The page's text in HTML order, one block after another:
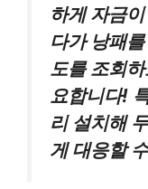
하게 자금
다가 낭패
도를 조회
요합니다!
리 설치해
게 대응할